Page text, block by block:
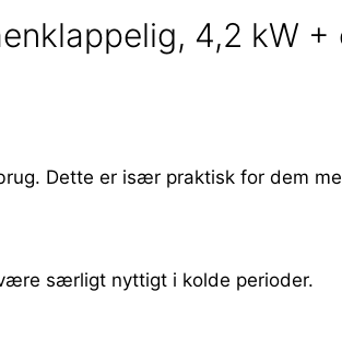
4,2 kW +
Dette er især praktisk for dem
særligt nyttigt i kolde perioder.